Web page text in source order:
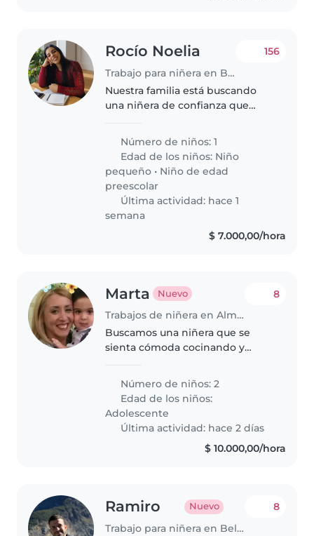
Rocío Noelia
Trabajo para niñera en Buenos Aires
156
Nuestra familia está buscando
una niñera de confianza que
que esté cómodo con las
mascotas y pueda ayudar con
algunas..
Número de niños: 1
Edad de los niños: Niño
pequeño • Niño de edad
preescolar
Última actividad: hace 1
semana
$ 7.000,00/hora
Marta Nuevo
Trabajos de niñera en Almirante Brown
8
Buscamos una niñera que se
sienta cómoda cocinando y
nuestros dos adolescentes.
Necesitamos alguien cariñoso y
que disfrute de actividades al
aire libre..
Número de niños: 2
Edad de los niños:
Adolescente
Última actividad: hace 2 días
$ 10.000,00/hora
Ramiro Nuevo
Trabajo para niñera en Belén de Escobar
8